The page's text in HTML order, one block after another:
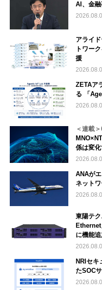
AI、金
アライ
トワー
援
ZETAア
る 「
＜連載
係は変化
ANAが
ネット
東陽テ
に機能
NRIセキ
たSOC